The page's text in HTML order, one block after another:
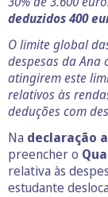
deduzidos 400
O limite global
despesas da Ana
atingirem este
relativos às
deduções com
Na declaração
preencher o
relativa às
estudante